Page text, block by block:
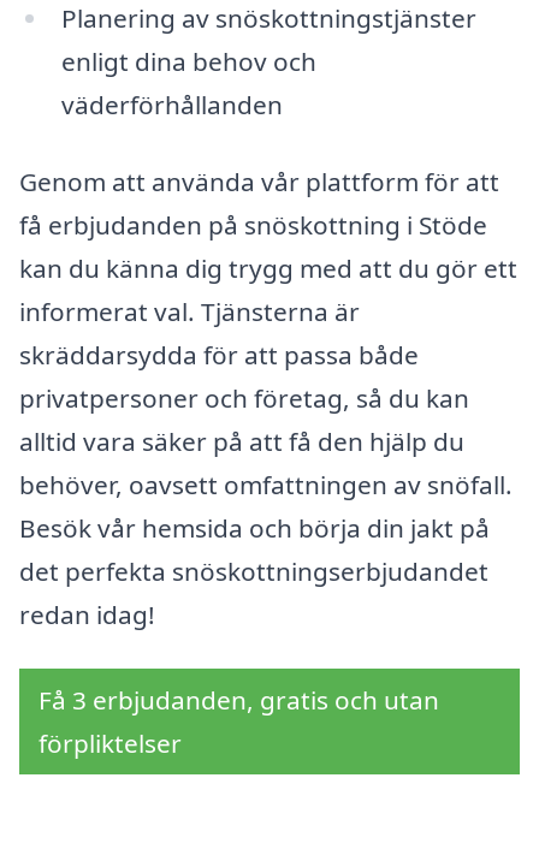
Planering av snöskottningstjänster
enligt dina behov och
väderförhållanden
Genom att använda vår plattform för att
få erbjudanden på snöskottning i Stöde
kan du känna dig trygg med att du gör ett
informerat val. Tjänsterna är
skräddarsydda för att passa både
privatpersoner och företag, så du kan
alltid vara säker på att få den hjälp du
behöver, oavsett omfattningen av snöfall.
Besök vår hemsida och börja din jakt på
det perfekta snöskottningserbjudandet
redan idag!
Få 3 erbjudanden, gratis och utan
förpliktelser